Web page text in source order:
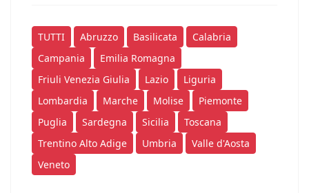
TUTTI Abruzzo Basilicata
Calabria
Campania
Emilia Romagna
Friuli Venezia Giulia
Lazio
Liguria
Lombardia
Marche Molise
Piemonte
Puglia
Sardegna Sicilia
Toscana
Trentino Alto Adige
Umbria
Valle d'Aosta
Veneto